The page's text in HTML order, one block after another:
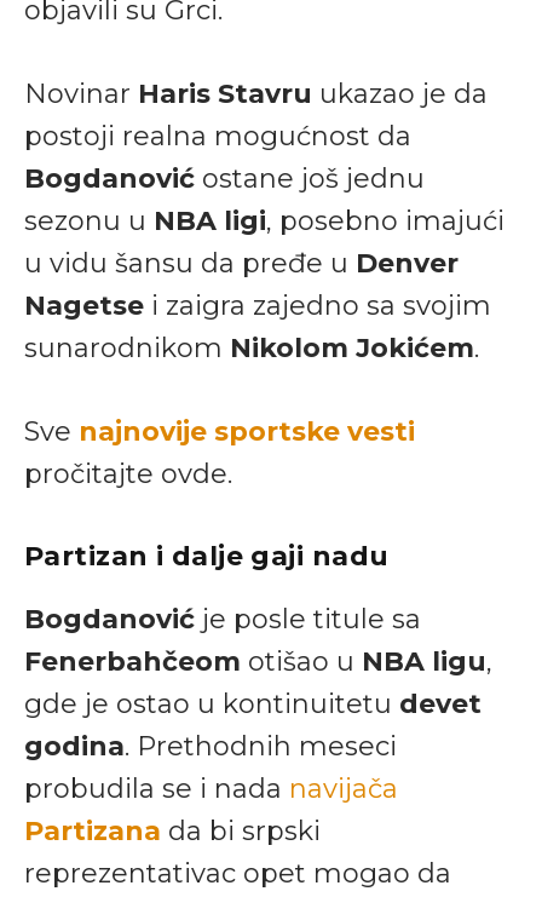
objavili su Grci.
Novinar Haris Stavru ukazao je da
postoji realna mogućnost da
Bogdanović ostane još jednu
sezonu u NBA ligi, posebno imajući
u vidu šansu da pređe u Denver
Nagetse i zaigra zajedno sa svojim
sunarodnikom Nikolom Jokićem.
Sve najnovije sportske vesti
pročitajte ovde.
Partizan i dalje gaji nadu
Bogdanović je posle titule sa
Fenerbahčeom otišao u NBA ligu,
gde je ostao u kontinuitetu devet
godina. Prethodnih meseci
probudila se i nada navijača
Partizana da bi srpski
reprezentativac opet mogao da